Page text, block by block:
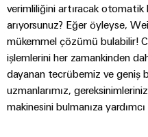
verimliliğini artıracak otomatik
arıyorsunuz? Eğer öyleyse,
mükemmel çözümü bulabilir!
işlemlerini her zamankinden
dayanan tecrübemiz ve geniş
uzmanlarımız,
makinesini bulmanıza